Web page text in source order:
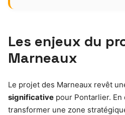
Les enjeux du
Marneaux
Le projet des Marneaux revêt
significative pour Pontarlier. En
transformer une zone